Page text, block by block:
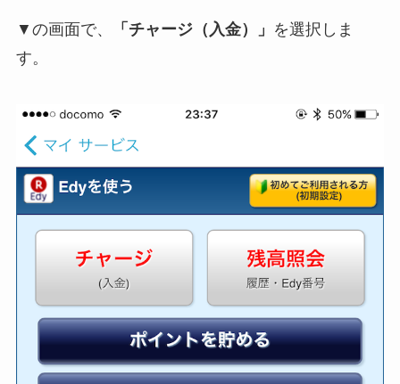
▼の画面で、 「チャージ（入金）」 を選択しま
す。